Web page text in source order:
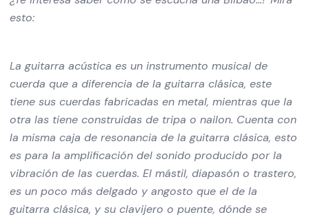
esto:
La guitarra acústica es un instrumento musical de
cuerda que a diferencia de la guitarra clásica, este
tiene sus cuerdas fabricadas en metal, mientras que la
otra las tiene construidas de tripa o nailon. Cuenta con
la misma caja de resonancia de la guitarra clásica, esto
es para la amplificación del sonido producido por la
vibración de las cuerdas. El mástil, diapasón o trastero,
es un poco más delgado y angosto que el de la
guitarra clásica, y su clavijero o puente, dónde se